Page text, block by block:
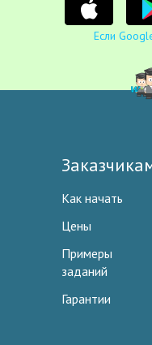
Если
Как начать
Цены
Примеры
заданий
Гарантии